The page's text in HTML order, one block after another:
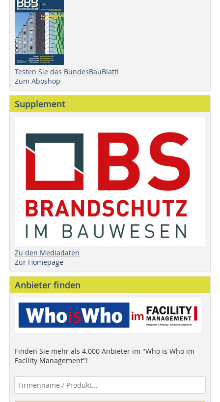
Testen Sie das BundesBauBlatt!
Zum Aboshop
Supplement
Zu den Mediadaten
Zur Homepage
Anbieter finden
Finden Sie mehr als 4.000 Anbieter im "Who is Who im
Facility Management"!